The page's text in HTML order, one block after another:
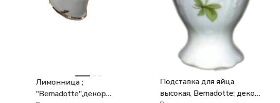
Лимонница ;
"Bernadotte",декор
Подставка для яйца
высокая, Bernadotte; декор